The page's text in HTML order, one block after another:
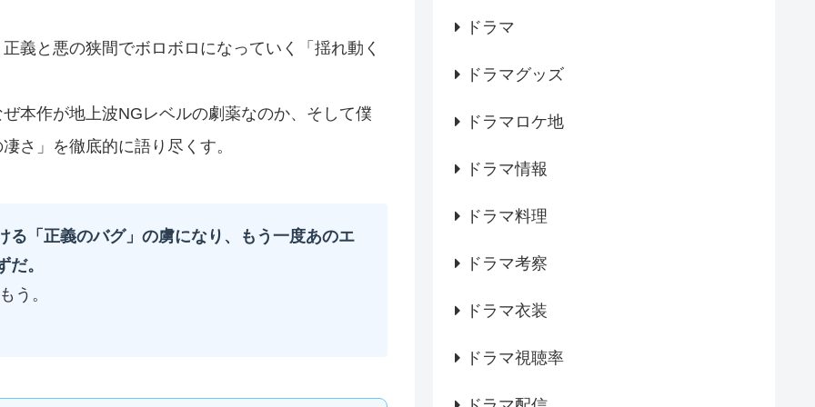
義と悪の狭間でボロボロになっていく「揺れ動く
本作が地上波NGレベルの劇薬なのか、そして僕
さ」を徹底的に語り尽くす。
る「正義のバグ」の虜になり、もう一度あのエ
。
う。
ドラマ
ドラマグッズ
ドラマロケ地
ドラマ情報
ドラマ料理
ドラマ考察
ドラマ衣装
ドラマ視聴率